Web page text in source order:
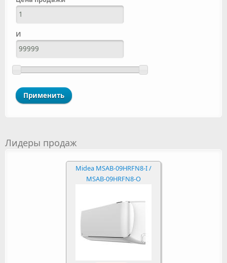
И
Лидеры продаж
Midea MSAB-09HRFN8-I /
MSAB-09HRFN8-O